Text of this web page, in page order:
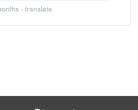
· translate